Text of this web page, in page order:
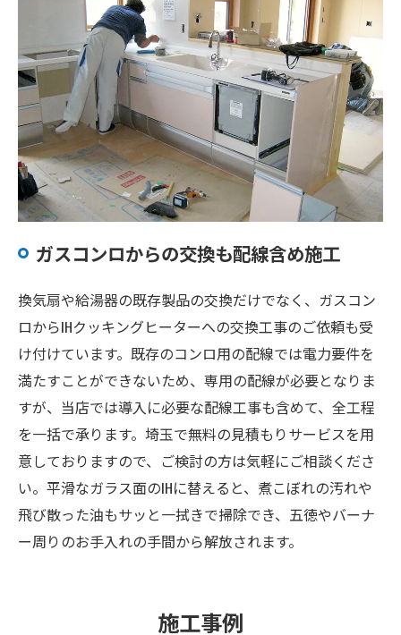
ガスコンロからの交換も配線含め施工
換気扇や給湯器の既存製品の交換だけでなく、ガスコン
ロからIHクッキングヒーターへの交換工事のご依頼も受
け付けています。既存のコンロ用の配線では電力要件を
満たすことができないため、専用の配線が必要となりま
すが、当店では導入に必要な配線工事も含めて、全工程
を一括で承ります。埼玉で無料の見積もりサービスを用
意しておりますので、ご検討の方は気軽にご相談くださ
い。平滑なガラス面のIHに替えると、煮こぼれの汚れや
飛び散った油もサッと一拭きで掃除でき、五徳やバーナ
ー周りのお手入れの手間から解放されます。
施工事例